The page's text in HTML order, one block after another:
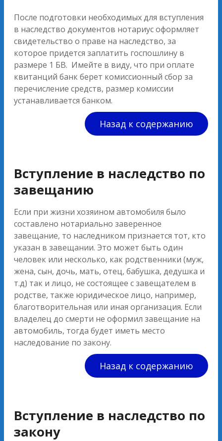
После подготовки необходимых для вступления
в наследство документов нотариус оформляет
свидетельство о праве на наследство, за
которое придется заплатить госпошлину в
размере 1 БВ. Имейте в виду, что при оплате
квитанций банк берет комиссионный сбор за
перечисление средств, размер комиссии
устанавливается банком.
Назад к содержанию
Вступление в наследство по
завещанию
Если при жизни хозяином автомобиля было
составлено нотариально заверенное
завещание, то наследником признается тот, кто
указан в завещании. Это может быть один
человек или несколько, как родственники (муж,
жена, сын, дочь, мать, отец, бабушка, дедушка и
т.д) так и лицо, не состоящее с завещателем в
родстве, также юридическое лицо, например,
благотворительная или иная организация. Если
владелец до смерти не оформил завещание на
автомобиль, тогда будет иметь место
наследование по закону.
Назад к содержанию
Вступление в наследство по
закону